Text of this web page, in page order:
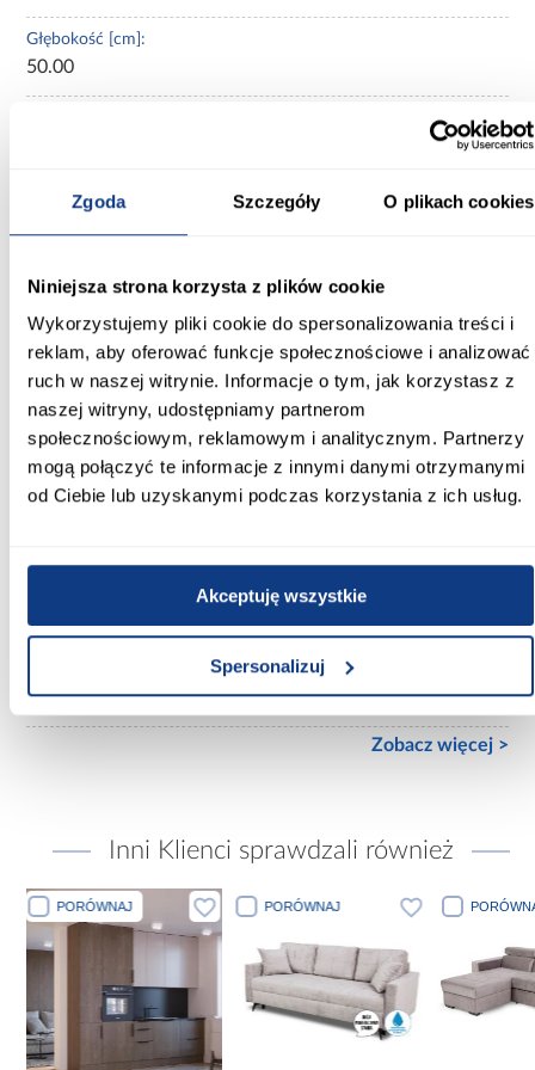
Zgoda Szczegóły O plikach cookies
Niniejsza strona korzysta z plików cookie
Wykorzystujemy pliki cookie do spersonalizowania treści i
reklam, aby oferować funkcje społecznościowe i analizować
ruch w naszej witrynie. Informacje o tym, jak korzystasz z
naszej witryny, udostępniamy partnerom
społecznościowym, reklamowym i analitycznym. Partnerzy
mogą połączyć te informacje z innymi danymi otrzymanymi
od Ciebie lub uzyskanymi podczas korzystania z ich usług.
Akceptuję wszystkie
Spersonalizuj
Głębokość [cm]:
50.00
Kolor frontów:
beżowy
Wybarwienie:
beżowe
Lustro:
bez lustra
mat
mat
Zobacz więcej >
Inni Klienci sprawdzali również
PORÓWNAJ PORÓWNAJ